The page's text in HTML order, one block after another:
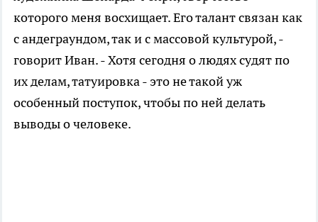
которого меня восхищает. Его талант связан как
с андеграундом, так и с массовой культурой, -
говорит Иван. - Хотя сегодня о людях судят по
их делам, татуировка - это не такой уж
особенный поступок, чтобы по ней делать
выводы о человеке.